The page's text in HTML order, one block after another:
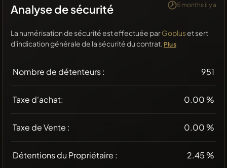
Analyse de sécurité 5 months il y a
La numérisation de sécurité est effectuée parGopluset sert
d'indication générale de la sécurité du contrat. Plus
Nombre de détenteurs : 951
Taxe d'achat: 0.00 %
Taxe de Vente : 0.00 %
Détentions du Propriétaire : 2.45 %